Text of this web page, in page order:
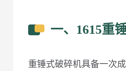
一、1615重
重锤式破碎机具备一次